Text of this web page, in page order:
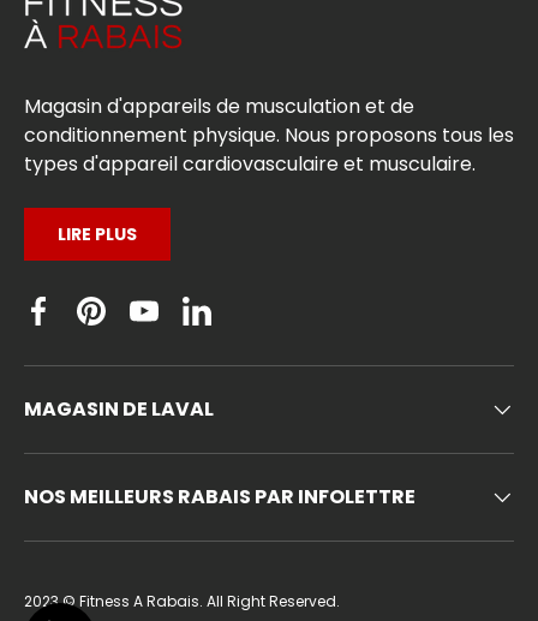
Magasin d'appareils de musculation et de
conditionnement physique. Nous proposons tous les
types d'appareil cardiovasculaire et musculaire.
LIRE PLUS
Facebook
PinterestYouTubeLinkedin
MAGASIN DE LAVAL
NOS MEILLEURS RABAIS PAR INFOLETTRE
2023 © Fitness A Rabais. All Right Reserved.